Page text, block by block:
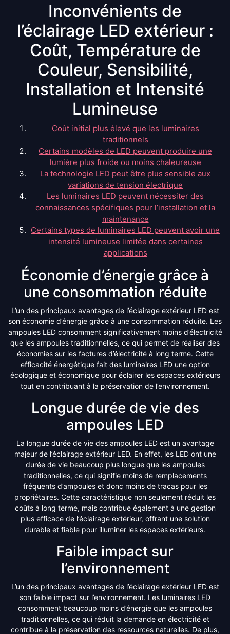
Inconvénients de
l’éclairage LED extérieur :
Coût, Température de
Couleur, Sensibilité,
Installation et Intensité
Lumineuse
Coût initial plus élevé que les luminaires
traditionnels
Certains modèles de LED peuvent produire une
lumière plus froide ou moins chaleureuse
La technologie LED peut être plus sensible aux
variations de tension électrique
Les luminaires LED peuvent nécessiter des
connaissances spécifiques pour l’installation et la
maintenance
Certains types de luminaires LED peuvent avoir une
intensité lumineuse limitée dans certaines
applications
Économie d’énergie grâce à
une consommation réduite
L’un des principaux avantages de l’éclairage extérieur LED est
son économie d’énergie grâce à une consommation réduite. Les
ampoules LED consomment significativement moins d’électricité
que les ampoules traditionnelles, ce qui permet de réaliser des
économies sur les factures d’électricité à long terme. Cette
efficacité énergétique fait des luminaires LED une option
écologique et économique pour éclairer les espaces extérieurs
tout en contribuant à la préservation de l’environnement.
Longue durée de vie des
ampoules LED
La longue durée de vie des ampoules LED est un avantage
majeur de l’éclairage extérieur LED. En effet, les LED ont une
durée de vie beaucoup plus longue que les ampoules
traditionnelles, ce qui signifie moins de remplacements
fréquents d’ampoules et donc moins de tracas pour les
propriétaires. Cette caractéristique non seulement réduit les
coûts à long terme, mais contribue également à une gestion
plus efficace de l’éclairage extérieur, offrant une solution
durable et fiable pour illuminer les espaces extérieurs.
Faible impact sur
l’environnement
L’un des principaux avantages de l’éclairage extérieur LED est
son faible impact sur l’environnement. Les luminaires LED
consomment beaucoup moins d’énergie que les ampoules
traditionnelles, ce qui réduit la demande en électricité et
contribue à la préservation des ressources naturelles. De plus,